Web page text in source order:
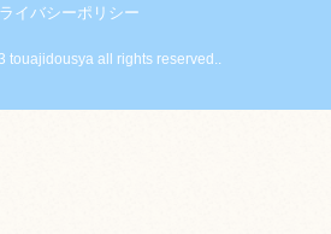
イバシーポリシー
touajidousya all rights reserved..